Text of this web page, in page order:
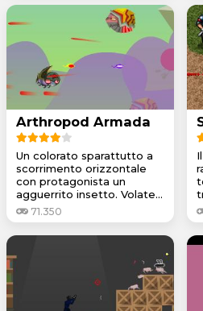
Arthropod Armada
Un colorato sparattutto a
scorrimento orizzontale
con protagonista un
agguerrito insetto. Volate...
71.350